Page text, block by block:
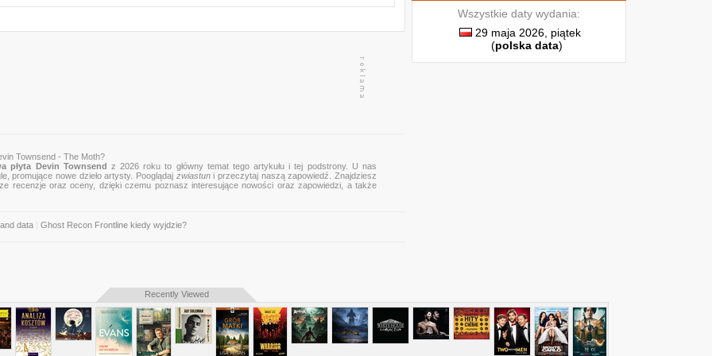
2. War Beyond Words 00:03:57
6. Covered By Causes 00:08:04
7. Lexin 00:04:14
9. A Proxy For God 00:01:24
10. The Mothers 00:01:56
Townsend - The Moth?
płyta Devin Townsend z 2026 roku to główny temat tego artykułu i tej podstrony. U nas
promujące nowe dzieło artysty. Pooglądaj zwiastuni przeczytaj naszą zapowiedź. Znajdziesz
recenzje oraz oceny, dzięki czemu poznasz interesujące nowości oraz zapowiedzi, a także
data Ghost Recon Frontline kiedy wyjdzie?
Wszystkie daty wydania:
29 maja 2026, piątek
(polska data)
Recently Viewed